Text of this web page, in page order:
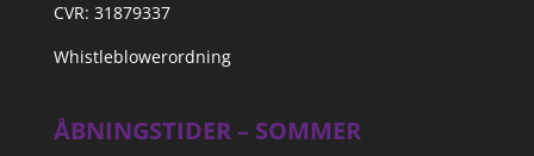
CVR: 31879337
Whistleblowerordning
ÅBNINGSTIDER – SOMMER